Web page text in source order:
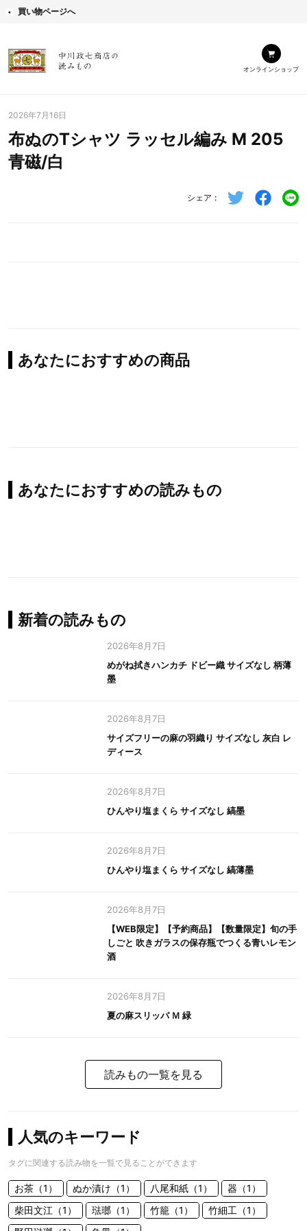
買い物ページへ
オンラインショップ
2026年7月16日
布ぬのTシャツ ラッセル編み M 205
青磁/白
シェア
あなたにおすすめの商品
あなたにおすすめの読みもの
新着の読みもの
2026年8月7日
めがね拭きハンカチ ドビー織 サイズなし 柄薄
墨
2026年8月7日
サイズフリーの麻の羽織り サイズなし 灰白 レ
ディース
2026年8月7日
ひんやり塩まくら サイズなし 縞墨
2026年8月7日
ひんやり塩まくら サイズなし 縞薄墨
2026年8月7日
【WEB限定】【予約商品】【数量限定】旬の手
しごと 吹きガラスの保存瓶でつくる青いレモン
酒
2026年8月7日
夏の麻スリッパ Ｍ 緑
読みもの一覧を見る
人気のキーワード
タグに関連する読み物を一覧で見ることができます
お茶（1） ぬか漬け（1） 八尾和紙（1）
器（1）
柴田文江（1）
琺瑯（1） 竹籠（1）
竹細工（1）